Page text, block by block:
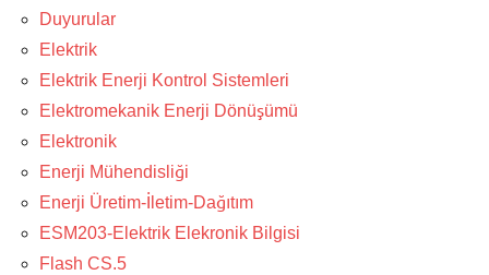
Duyurular
Elektrik
Elektrik Enerji Kontrol Sistemleri
Elektromekanik Enerji Dönüşümü
Elektronik
Enerji Mühendisliği
Enerji Üretim-İletim-Dağıtım
ESM203-Elektrik Elekronik Bilgisi
Flash CS.5